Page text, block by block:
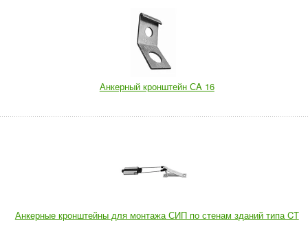
Анкерный кронштейн СA 16
Анкерные кронштейны для монтажа СИП по стенам зданий типа CT